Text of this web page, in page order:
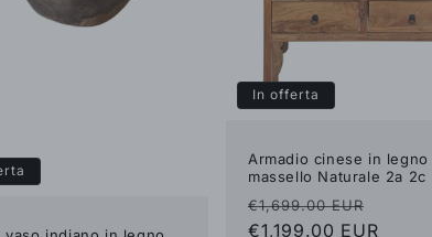
In offerta
Armadio cinese in legno
massello Naturale 2a 2c
Prezzo
di
€1,699.00 EUR
€1,199.00 EUR